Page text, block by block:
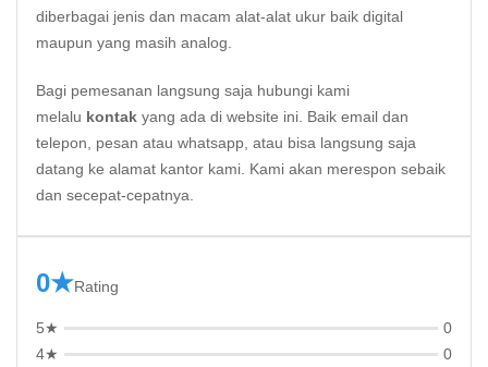
diberbagai jenis dan macam alat-alat ukur baik digital
maupun yang masih analog.
Bagi pemesanan langsung saja hubungi kami
melalu kontak yang ada di website ini. Baik email dan
telepon, pesan atau whatsapp, atau bisa langsung saja
datang ke alamat kantor kami. Kami akan merespon sebaik
dan secepat-cepatnya.
0★Rating
5★
0
4★
0